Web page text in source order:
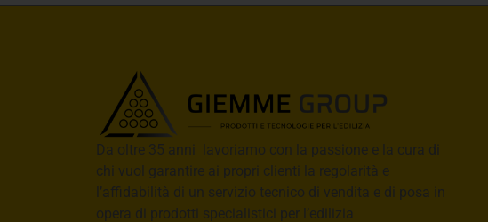
Da oltre 35 anni lavoriamo con la passione e la cura di
chi vuol garantire ai propri clienti la regolarità e
l’affidabilità di un servizio tecnico di vendita e di posa in
opera di prodotti specialistici per l’edilizia